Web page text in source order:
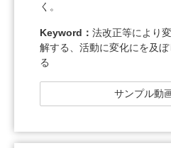
く。
Keyword： 法改正等により
解する、活動に変化にを及
る
サンプル動